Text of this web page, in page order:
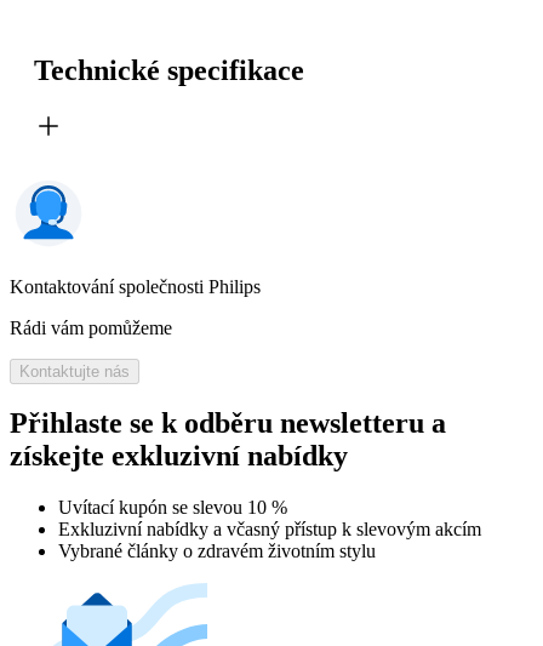
Technické specifikace
Kontaktování společnosti Philips
Rádi vám pomůžeme
Kontaktujte nás
Přihlaste se k odběru newsletteru a
získejte exkluzivní nabídky
Uvítací kupón se slevou 10 %
Exkluzivní nabídky a včasný přístup k slevovým akcím
Vybrané články o zdravém životním stylu